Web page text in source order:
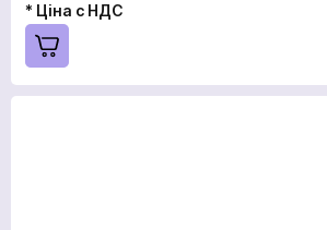
* Ціна с НДС